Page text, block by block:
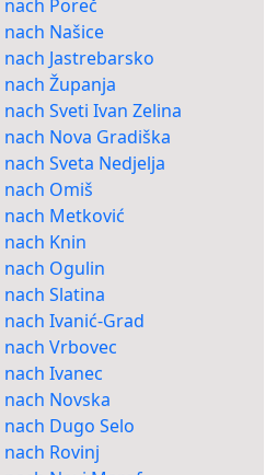
Poreč
Našice
Jastrebarsko
Županja
Sveti Ivan Zelina
Nova Gradiška
Sveta Nedjelja
Omiš
Metković
Knin
Ogulin
Slatina
Ivanić-Grad
Vrbovec
Ivanec
Novska
Dugo Selo
Rovinj